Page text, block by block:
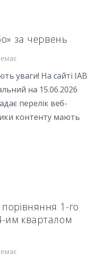
за червень
уваги! На сайті IAB
на 15.06.2026
перелік веб-
контенту мають
1-го
им кварталом